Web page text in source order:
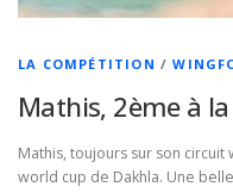
LA COMPÉTITION /
Mathis, 2ème à
Mathis, toujours sur son circuit
world cup de Dakhla. Une